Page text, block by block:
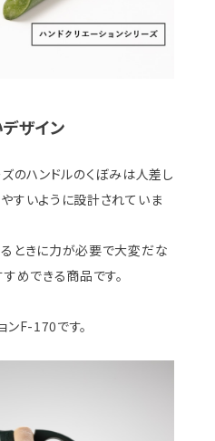
ザイン
のハンドルのくぼみは人差し
すいように設計されていま
ときに力が必要で大変だな
めできる商品です。
F-170です。